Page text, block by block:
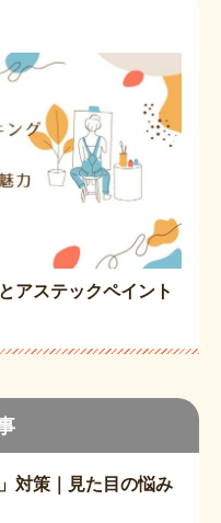
対策｜見た目の悩み
アステックペイント